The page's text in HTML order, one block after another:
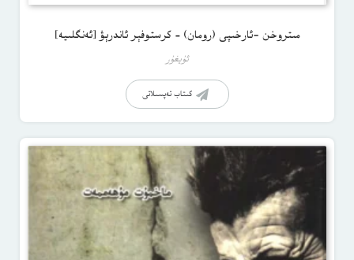
مىتروخن -ئارخىپى (رومان) – كرستوفېر ئاندرېۋ [ئەنگلىيە]
ئۇيغۇر
كىتاب تەپسىلاتى